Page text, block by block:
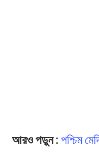
আরও পড়ুন : পশ্চিম